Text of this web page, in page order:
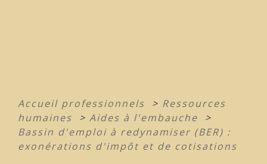
Accueil professionnels > Ressources
humaines
> Aides à l'embauche
>
Bassin d'emploi à redynamiser (BER) :
exonérations d'impôt et de cotisations